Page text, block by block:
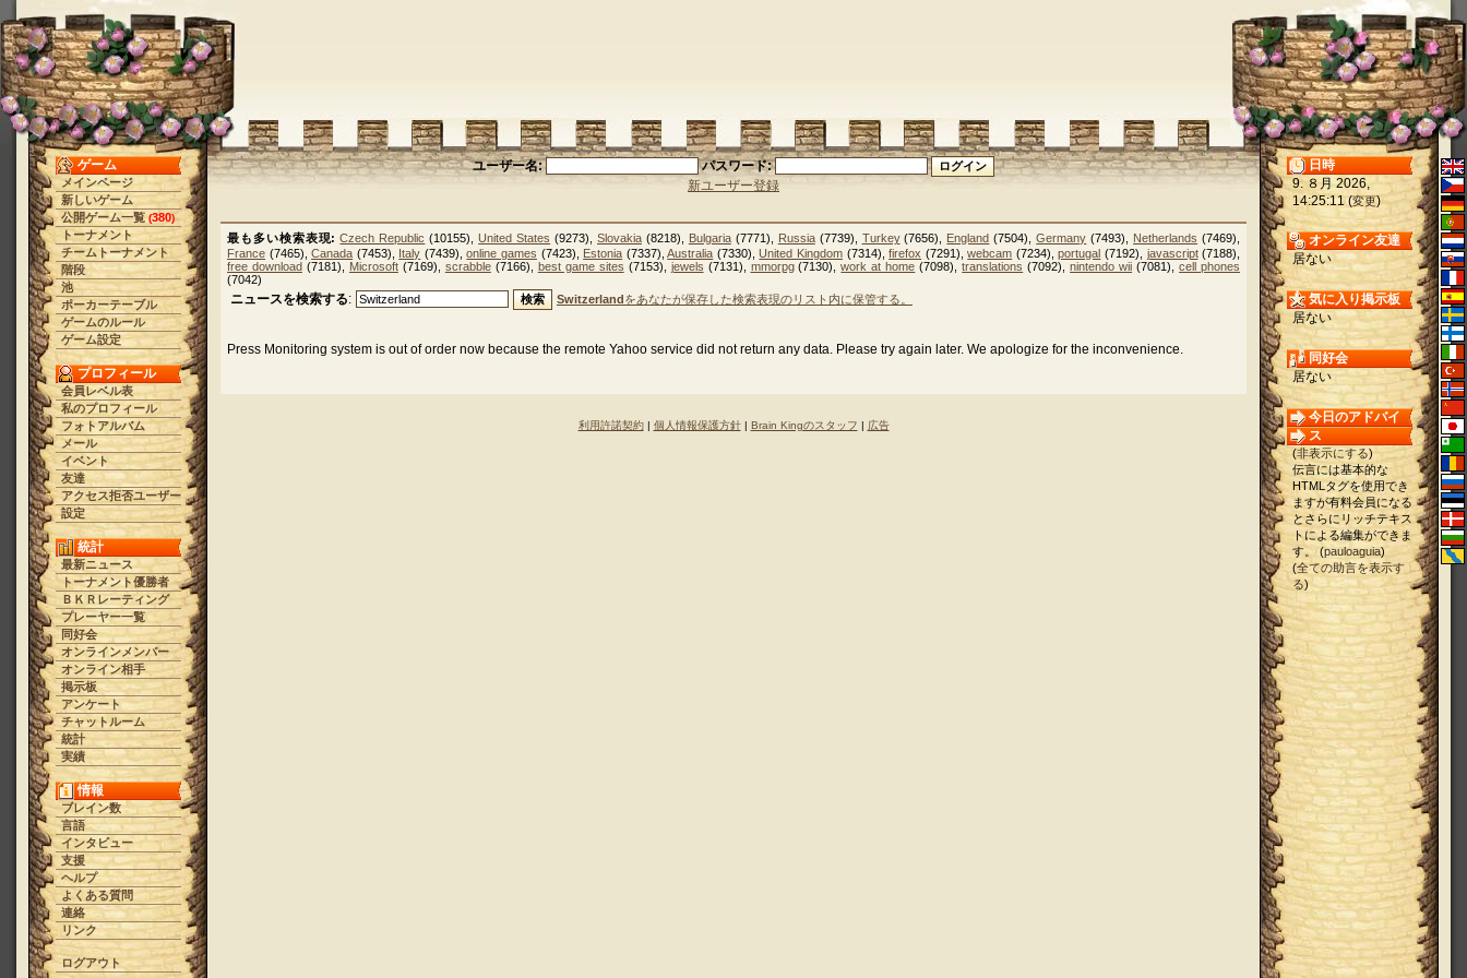
ゲーム
メインページ
新しいゲーム
公開ゲーム一覧 (380)
トーナメント
チームトーナメント
階段
池
ポーカーテーブル
ゲームのルール
ゲーム設定
プロフィール
会員レベル表
私のプロフィール
フォトアルバム
メール
イベント
友達
アクセス拒否ユーザー
設定
統計
最新ニュース
トーナメント優勝者
ＢＫＲレーティング
プレーヤー一覧
同好会
オンラインメンバー
オンライン相手
掲示板
アンケート
チャットルーム
統計
実績
情報
ブレイン数
言語
インタビュー
支援
ヘルプ
よくある質問
連絡
リンク
ログアウト
ユーザー名:
パスワード:
新ユーザー登録
最も多い検索表現: Czech Republic (10155),United States (9273), Slovakia(8218), Bulgaria(7771), Russia(7739), Turkey(7656), England (7504),Germany (7493), Netherlands (7469),
France (7465),Canada (7453), Italy (7439),online games (7423), Estonia (7337),Australia (7330),United Kingdom (7314),firefox (7291),webcam (7234),portugal (7192), javascript(7188),
free download(7181), Microsoft(7169), scrabble(7166), best game sites (7153), jewels (7131), mmorpg(7130),work at home (7098),translations (7092),nintendo wii (7081),cell phones
(7042)
ニュースを検索する: Switzerlandをあなたが保存した検索表現のリスト内に保管する。
Press Monitoring system is out of order now because the remote Yahoo service did not return any data. Please try again later. We apologize for the inconvenience.
利用許諾契約| 個人情報保護方針| Brain Kingのスタッフ | 広告
日時
9. ８月 2026,
14:25:11 (変更)
オンライン友達
居ない
気に入り掲示板
居ない
同好会
居ない
今日のアドバイ
ス
(非表示にする)
伝言には基本的な
HTMLタグを使用でき
ますが有料会員になる
とさらにリッチテキス
トによる編集ができま
す。 (pauloaguia)
(全ての助言を表示す
る)